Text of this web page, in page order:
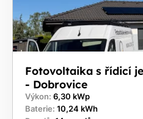
Fotovoltaika s řídicí
- Dobrovice
Výkon: 6,30 kWp
Baterie: 10,24 kWh